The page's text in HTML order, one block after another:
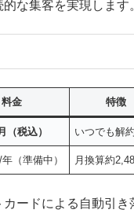
な集客を実現します
料金 特徴
（税込） いつでも解
（準備中） 月換算約
ードによる自動引き